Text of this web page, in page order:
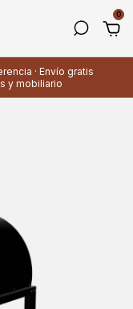
0
· Envío gratis
y mobiliario